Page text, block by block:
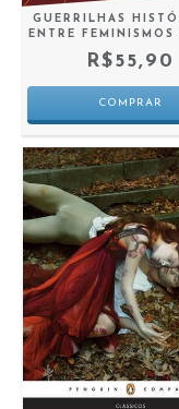
GUERRILHAS
ENTRE FEMINISMOS
R$55,90